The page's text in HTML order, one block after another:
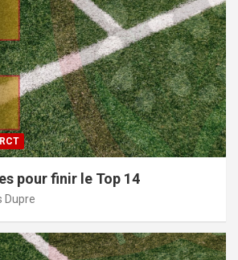
RCT
pour finir le Top 14
Dupre